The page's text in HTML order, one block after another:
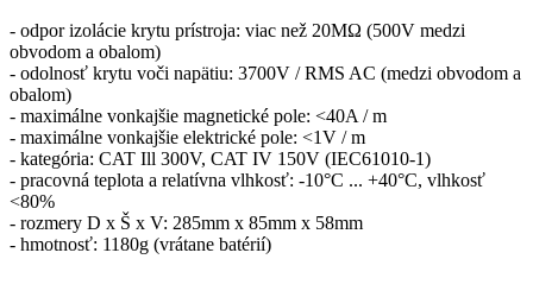
- odpor izolácie krytu prístroja: viac než 20MΩ (500V medzi
obvodom a obalom)
- odolnosť krytu voči napätiu: 3700V / RMS AC (medzi obvodom a
obalom)
- maximálne vonkajšie magnetické pole: <40A / m
- maximálne vonkajšie elektrické pole: <1V / m
- kategória: CAT Ill 300V, CAT IV 150V (IEC61010-1)
- pracovná teplota a relatívna vlhkosť: -10°C ... +40°C, vlhkosť
<80%
- rozmery D x Š x V: 285mm x 85mm x 58mm
- hmotnosť: 1180g (vrátane batérií)